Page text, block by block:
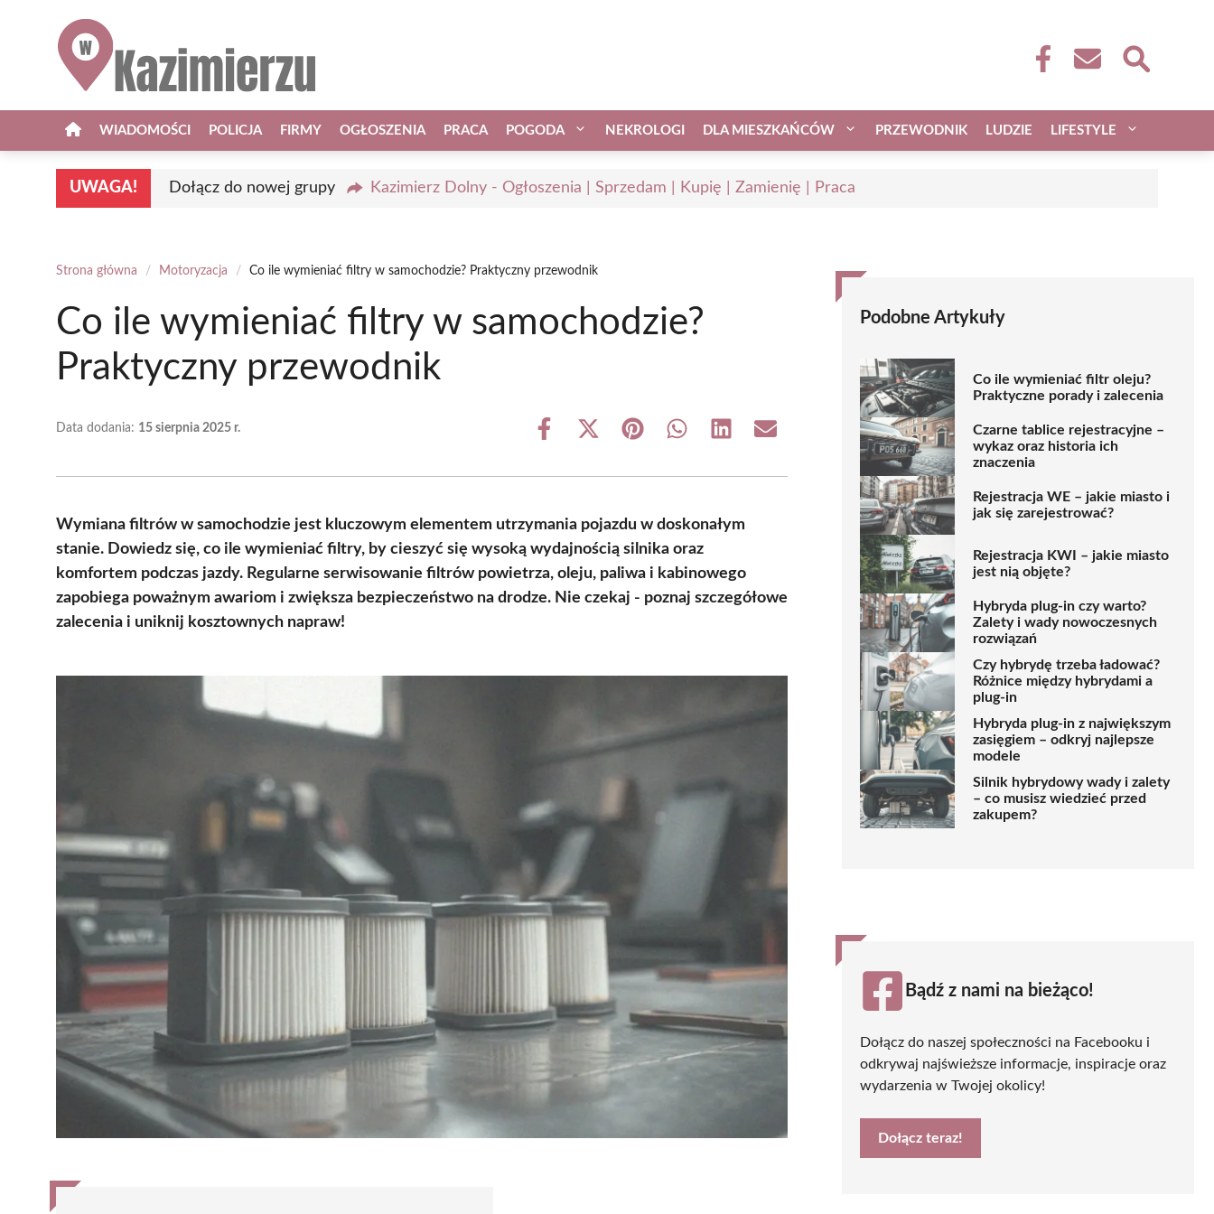
WIADOMOŚCI POLICJA FIRMY OGŁOSZENIA PRACA POGODA NEKROLOGI DLA MIESZKAŃCÓW PRZEWODNIK LUDZIE LIFESTYLE
UWAGA! Dołącz do nowej grupy Kazimierz Dolny - Ogłoszenia | Sprzedam | Kupię | Zamienię | Praca
Strona główna / Motoryzacja / Co ile wymieniać filtry w samochodzie? Praktyczny przewodnik
Co ile wymieniać filtry w samochodzie?
Praktyczny przewodnik
Data dodania: 15 sierpnia 2025 r.
Share
Share
(Twitter)
Share Share Share Share
Wymiana filtrów w samochodzie jest kluczowym elementem utrzymania pojazdu w doskonałym
stanie. Dowiedz się, co ile wymieniać filtry, by cieszyć się wysoką wydajnością silnika oraz
komfortem podczas jazdy. Regularne serwisowanie filtrów powietrza, oleju, paliwa i kabinowego
zapobiega poważnym awariom i zwiększa bezpieczeństwo na drodze. Nie czekaj - poznaj szczegółowe
zalecenia i uniknij kosztownych napraw!
Podobne Artykuły
Co ile wymieniać filtr oleju?
Praktyczne porady i zalecenia
Czarne tablice rejestracyjne –
wykaz oraz historia ich
znaczenia
Rejestracja WE – jakie miasto i
jak się zarejestrować?
Rejestracja KWI – jakie miasto
jest nią objęte?
Hybryda plug-in czy warto?
Zalety i wady nowoczesnych
rozwiązań
Czy hybrydę trzeba ładować?
Różnice między hybrydami a
plug-in
Hybryda plug-in z największym
zasięgiem – odkryj najlepsze
modele
Silnik hybrydowy wady i zalety
– co musisz wiedzieć przed
zakupem?
Bądź z nami na bieżąco!
Dołącz do naszej społeczności na Facebooku i
odkrywaj najświeższe informacje, inspiracje oraz
wydarzenia w Twojej okolicy!
Dołącz teraz!